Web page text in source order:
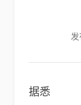
据悉